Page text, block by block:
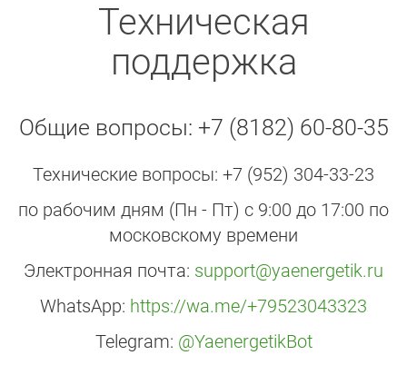
Техническая
поддержка
Общие вопросы: +7 (8182) 60-80-35
Технические вопросы: +7 (952) 304-33-23
по рабочим дням (Пн - Пт) с 9:00 до 17:00 по
московскому времени
Электронная почта: support@yaenergetik.ru
WhatsApp: https://wa.me/+79523043323
Telegram: @YaenergetikBot